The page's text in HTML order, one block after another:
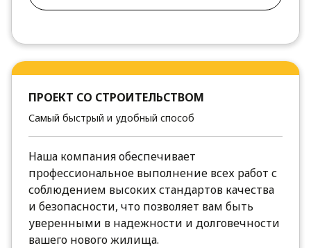
ПРОЕКТ СО СТРОИТЕЛЬСТВОМ
Самый быстрый и удобный способ
Наша компания обеспечивает
профессиональное выполнение всех работ с
соблюдением высоких стандартов качества
и безопасности, что позволяет вам быть
уверенными в надежности и долговечности
вашего нового жилища.